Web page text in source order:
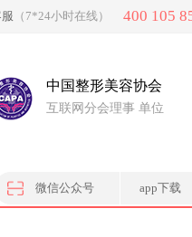
400 105
（7*24小时在线）
中国整形美容协会
互联网分会理事 单位
微信公众号 app下载